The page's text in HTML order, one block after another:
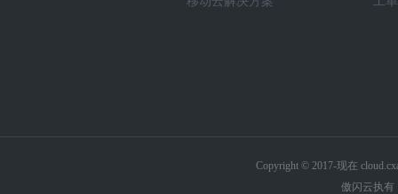
Copyright © 2017-现在
傲闪云执有